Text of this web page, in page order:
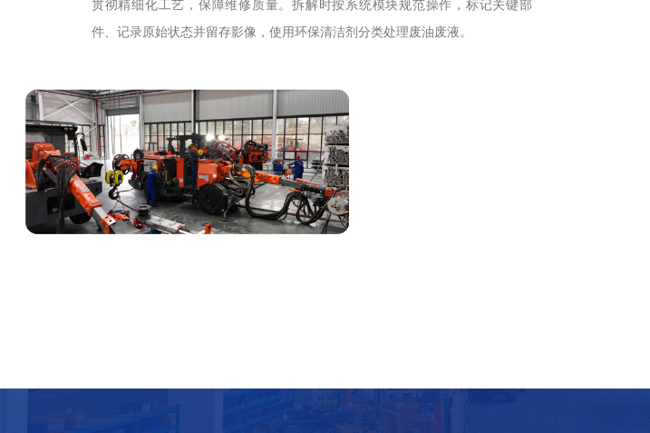
贯彻精细化工艺，保障维修质量。拆解时按系统模块规范操作，标记关键部
件、记录原始状态并留存影像，使用环保清洁剂分类处理废油废液。